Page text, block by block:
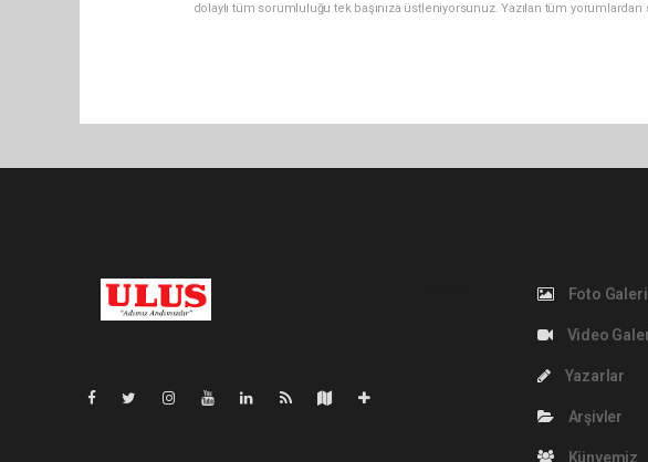
dolaylı tüm sorumluluğu tek başınıza üstleniyorsunuz. Yazılan tüm
Foto Galeri
Video
Yazarlar
Arşivler
Künyemiz